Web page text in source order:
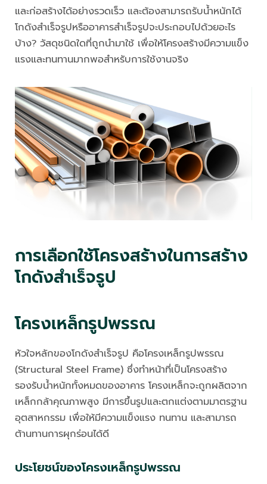
และก่อสร้างได้อย่างรวดเร็ว และต้องสามารถรับน้ำหนักได้
โกดังสำเร็จรูปหรืออาคารสำเร็จรูปจะประกอบไปด้วยอะไร
บ้าง? วัสดุชนิดใดที่ถูกนำมาใช้ เพื่อให้โครงสร้างมีความแข็ง
แรงและทนทานมากพอสำหรับการใช้งานจริง
การเลือกใช้โครงสร้างในการสร้าง
โกดังสำเร็จรูป
โครงเหล็กรูปพรรณ
หัวใจหลักของโกดังสำเร็จรูป คือโครงเหล็กรูปพรรณ
(Structural Steel Frame) ซึ่งทำหน้าที่เป็นโครงสร้าง
รองรับน้ำหนักทั้งหมดของอาคาร โครงเหล็กจะถูกผลิตจาก
เหล็กกล้าคุณภาพสูง มีการขึ้นรูปและตกแต่งตามมาตรฐาน
อุตสาหกรรม เพื่อให้มีความแข็งแรง ทนทาน และสามารถ
ต้านทานการผุกร่อนได้ดี
ประโยชน์ของโครงเหล็กรูปพรรณ